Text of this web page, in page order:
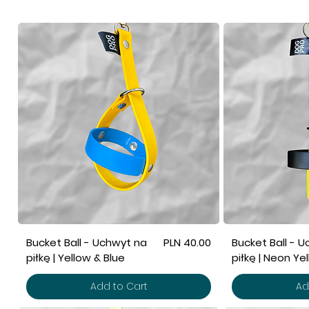
Bucket Ball - Uchwyt na
piłkę | Yellow & Blue
Price
PLN 40.00
Add to Cart
Bucket Ball -
piłkę | Neon